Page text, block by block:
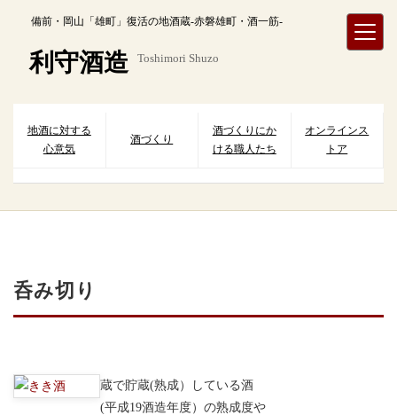
備前・岡山「雄町」復活の地酒蔵-赤磐雄町・酒一筋-
利守酒造 Toshimori Shuzo
地酒に対する
心意気
酒づくり
酒づくりにか
ける職人たち
オンラインス
トア
呑み切り
蔵で貯蔵(熟成）している酒
(平成19酒造年度）の熟成度や